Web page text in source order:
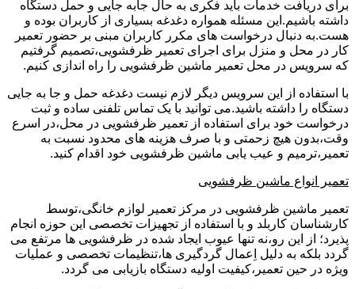
برای دریافت خدمات باید فکری به حال جابه جایی و حمل دستگاه
داشته باشیم.این مسئله همواره دغدغه بسیاری از کاربران بوده و
هست.به دنبال درخواست های مکرر کاربران مبنی بر حضور تعمیر
کار در محل و منزل برای اجرای تعمیر ظرفشویی،تصمیم گرفتیم
که سرویس در محل تعمیر ماشین ظرفشویی را راه اندازی کنیم.
با استفاده از این سرویس دیگر لازم نیست دغدغه حمل و جا به جایی
دستگاه را داشته باشید.می توانید با یک تماس تلفنی ساده و ثبت
درخواست خود برای استفاده از تعمیر ظرفشویی در محل،در اسرع
وقت،بدون هیچ زحمتی و با صرف هزینه های محدود نسبت به
تعمیر،ترمیم و عیب یابی ماشین ظرفشویی خود اقدام کنید.
تعمیر انواع ماشین ظرفشویی
تعمیر ماشین ظرفشویی در مرکز تعمیر لوازم خانگی،توسط
کارشناسان کاربلد و با استفاده از تجهیزات تخصصی این حوزه انجام
پذیرد؛ از این رو،نه تنها عیوب ایجاد شده در ظرفشویی ها مرتفع می
گردد بلکه به دلیل اِعمال گردگیری ها،تنظیمات تخصصی و عملیات
ویژه در حین تعمیر،کیفیت اولیه دستگاه بازیابی می گردد.